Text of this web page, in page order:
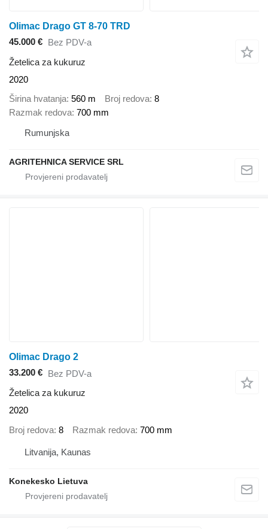
Olimac Drago GT 8-70 TRD
45.000 € Bez PDV-a
Žetelica za kukuruz
2020
Širina hvatanja 560 m Broj redova 8
Razmak redova 700 mm
Rumunjska
AGRITEHNICA SERVICE SRL
Olimac Drago 2
33.200 € Bez PDV-a
Žetelica za kukuruz
2020
Broj redova 8 Razmak redova 700 mm
Litvanija, Kaunas
Konekesko Lietuva